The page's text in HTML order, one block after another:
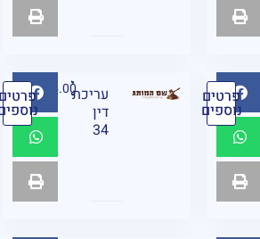
₪פרטים
נוספים
עריכת
דין
34
₪ 95.00 פרטים
נוספים